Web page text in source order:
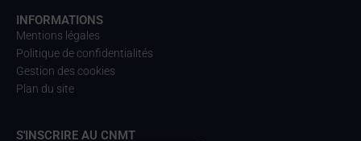
INFORMATIONS
Mentions légales
Politique de confidentialités
Gestion des cookies
Plan du site
S'INSCRIRE AU CNMT